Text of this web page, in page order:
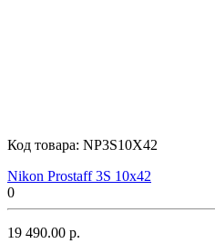
Код товара: NP3S10X42
Nikon Prostaff 3S 10x42
0
19 490.00 р.